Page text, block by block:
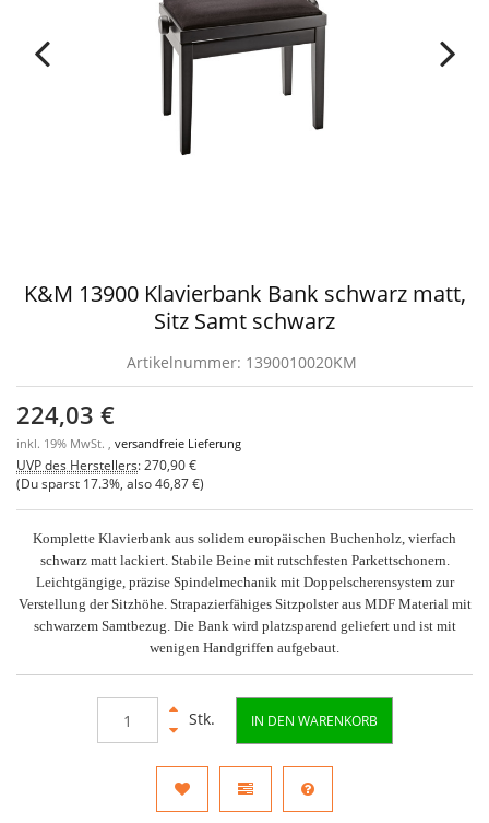
K&M 13900 Klavierbank Bank schwarz matt,
Sitz Samt schwarz
Artikelnummer: 1390010020KM
224,03 €
inkl. 19% MwSt. , versandfreie Lieferung
UVP des Herstellers: 270,90 €
(Du sparst 17.3% , also46,87 €)
Komplette Klavierbank aus solidem europäischen Buchenholz, vierfach
schwarz matt lackiert. Stabile Beine mit rutschfesten Parkettschonern.
Leichtgängige, präzise Spindelmechanik mit Doppelscherensystem zur
Verstellung der Sitzhöhe. Strapazierfähiges Sitzpolster aus MDF Material mit
schwarzem Samtbezug. Die Bank wird platzsparend geliefert und ist mit
wenigen Handgriffen aufgebaut.
Stk. IN DEN WARENKORB